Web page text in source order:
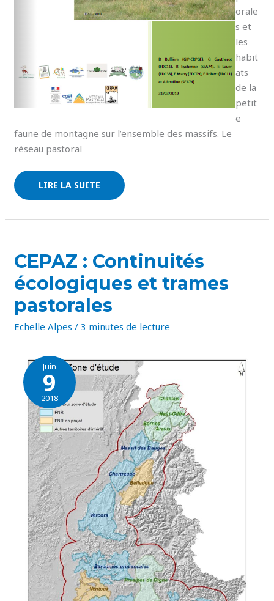
orale
s et
les
habit
ats
de la
petit
e
faune de montagne sur l’ensemble des massifs. Le
réseau pastoral
LIRE LA SUITE
CEPAZ : Continuités
écologiques et trames
pastorales
Echelle Alpes /3 minutes de lecture
Juin
9
2018
CEPAZ
:
CONTINUITÉS
ÉCOLOGIQUES
ET
TRAMES
PASTORALES